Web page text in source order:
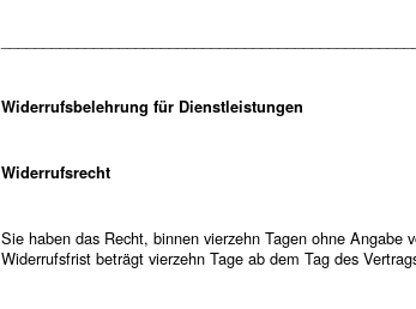
Widerrufsbelehrung für Dienstleistungen
Widerrufsrecht
Sie haben das Recht, binnen vierzehn Tagen ohne Angabe
Widerrufsfrist beträgt vierzehn Tage ab dem Tag des